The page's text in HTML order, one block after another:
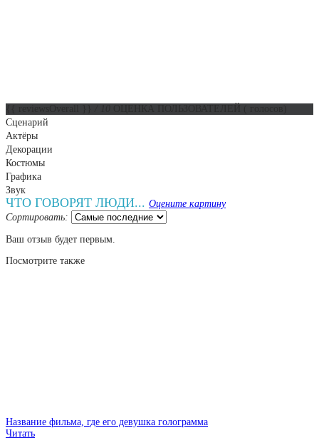
Сценарий
Актёры
Декорации
Костюмы
Графика
Звук
ЧТО ГОВОРЯТ ЛЮДИ... Оцените картину
Сортировать:
Ваш отзыв будет первым.
Посмотрите также
Название фильма, где его девушка голограмма
Читать